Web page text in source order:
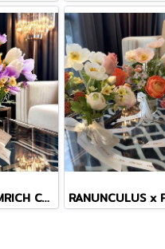
TANGERINE x GAMRICH COSMOS TINY MASTERPIECE VASE